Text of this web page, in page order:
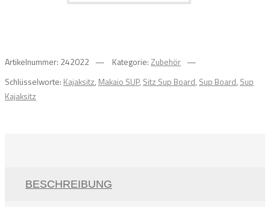
Artikelnummer: 242022 Kategorie: Zubehör
Schlüsselworte: Kajaksitz, Makaio SUP, Sitz Sup Board, Sup Board, Sup
Kajaksitz
BESCHREIBUNG